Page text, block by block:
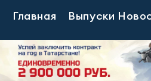
Главная Выпуски